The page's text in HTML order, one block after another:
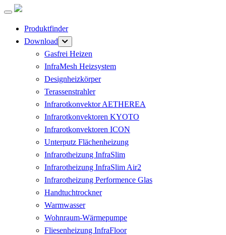
Produktfinder
Download
Gasfrei Heizen
InfraMesh Heizsystem
Designheizkörper
Terassenstrahler
Infrarotkonvektor AETHEREA
Infrarotkonvektoren KYOTO
Infrarotkonvektoren ICON
Unterputz Flächenheizung
Infrarotheizung InfraSlim
Infrarotheizung InfraSlim Air2
Infrarotheizung Performence Glas
Handtuchtrockner
Warmwasser
Wohnraum-Wärmepumpe
Fliesenheizung InfraFloor